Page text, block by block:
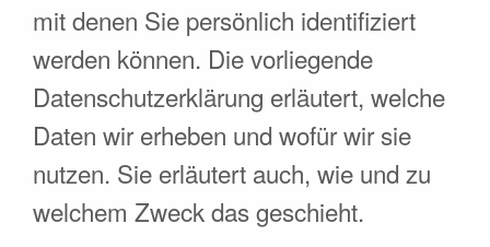
mit denen Sie persönlich identifiziert
werden können. Die vorliegende
Datenschutzerklärung erläutert, welche
Daten wir erheben und wofür wir sie
nutzen. Sie erläutert auch, wie und zu
welchem Zweck das geschieht.